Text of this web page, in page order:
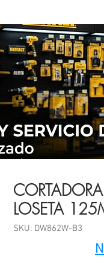
LOSETA
SKU: DW862W-B3